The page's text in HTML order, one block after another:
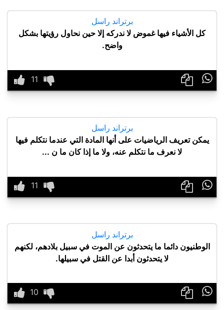
برتراند راسل
كل الأشياء فيها غموض لا ندركه إلا حين نحاول رؤيتها بشكل
واضح.

برتراند راسل
يمكن تعريف الرياضيات على أنها المادة التي عندما نتكلم فيها
لا نعرف ما نتكلم عنه، ولا ما إذا كان ما ن ...

برتراند راسل
الوطنيون دائما ما يتحدثون عن الموت في سبيل بلادهم، لكنهم
لا يتحدثون أبدا عن القتل في سبيلها.
